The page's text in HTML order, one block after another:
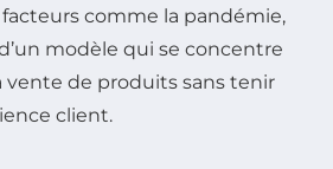
comme la pandémie,
modèle qui se concentre
de produits sans tenir
client.